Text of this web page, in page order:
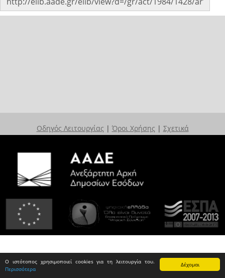
Δέχομαι
Ο ιστότοπος χρησιμοποιεί cookies για τη λειτουργία του.
Περισσότερα
Οδηγός Λειτουργίας | Όροι Χρήσης | Σχετικά